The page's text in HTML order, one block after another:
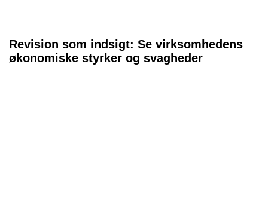
Revision som indsigt: Se virksomhedens
økonomiske styrker og svagheder